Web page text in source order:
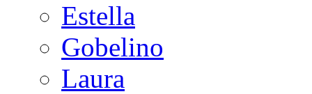
Estella
Gobelino
Laura